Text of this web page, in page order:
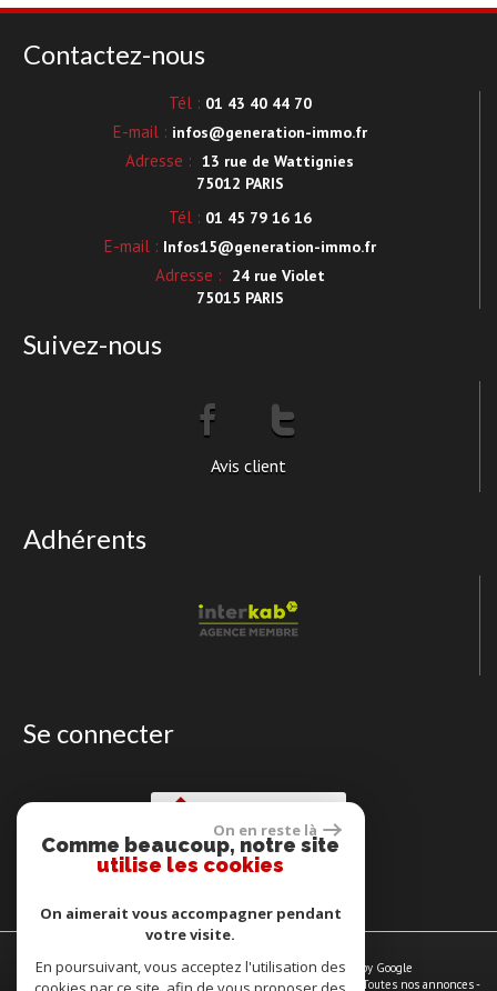
Contactez-nous
Tél : 01 43 40 44 70
E-mail : infos@generation-immo.fr
Adresse : 13 rue de Wattignies
75012 PARIS
Tél : 01 45 79 16 16
E-mail : Infos15@generation-immo.fr
Adresse :
24 rue Violet
75015 PARIS
Suivez-nous
Avis client
Adhérents
Se connecter
© 2026 | Tous droits réservés | Traduction powered by Google
Plan du site- Mentions légales-Nos honoraires-Liens- Admin Toutes nos annonces-
On en reste là
Comme beaucoup, notre site
utilise les cookies
On aimerait vous accompagner pendant
votre visite.
En poursuivant, vous acceptez l'utilisation des